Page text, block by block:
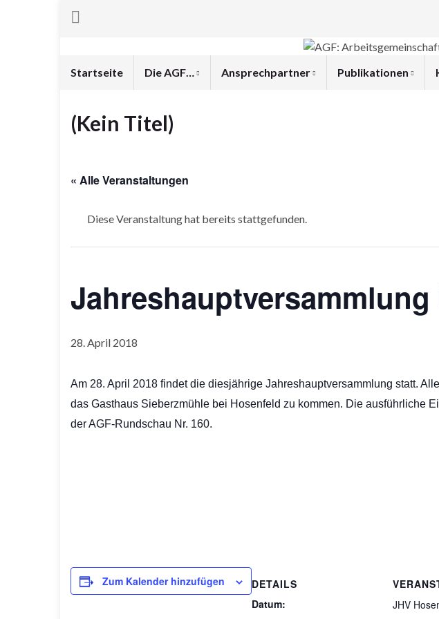
Startseite Die AGF… Ansprechpartner Publikationen
(Kein Titel)
« Alle Veranstaltungen
Diese Veranstaltung hat bereits stattgefunden.
28. April 2018
Am 28. April 2018 findet die diesjährige Jahreshauptversammlung statt.
das Gasthaus Sieberzmühle bei Hosenfeld zu kommen. Die ausführliche
der AGF-Rundschau Nr. 160.
Zum Kalender hinzufügen
DETAILS
Datum:
JHV